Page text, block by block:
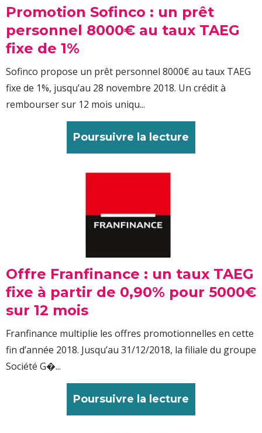
Promotion Sofinco : un prêt
personnel 8000€ au taux TAEG
fixe de 1%
Sofinco propose un prêt personnel 8000€ au taux TAEG
fixe de 1%, jusqu’au 28 novembre 2018. Un crédit à
rembourser sur 12 mois uniqu...
Poursuivre la lecture
Offre Franfinance : un taux TAEG
fixe à partir de 0,90% pour 5000€
sur 12 mois
Franfinance multiplie les offres promotionnelles en cette
fin d’année 2018. Jusqu’au 31/12/2018, la filiale du groupe
Société G�...
Poursuivre la lecture